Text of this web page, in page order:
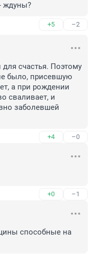
ждуны?
+5 –2
счастья. Поэтому
было, присевшую
а при рождении
сваливает, и
заболевшей
+4 –0
+0 –1
способные на